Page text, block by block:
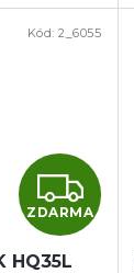
3...
Z
D
ZDARMA
HQ35L
Kód:2_6055